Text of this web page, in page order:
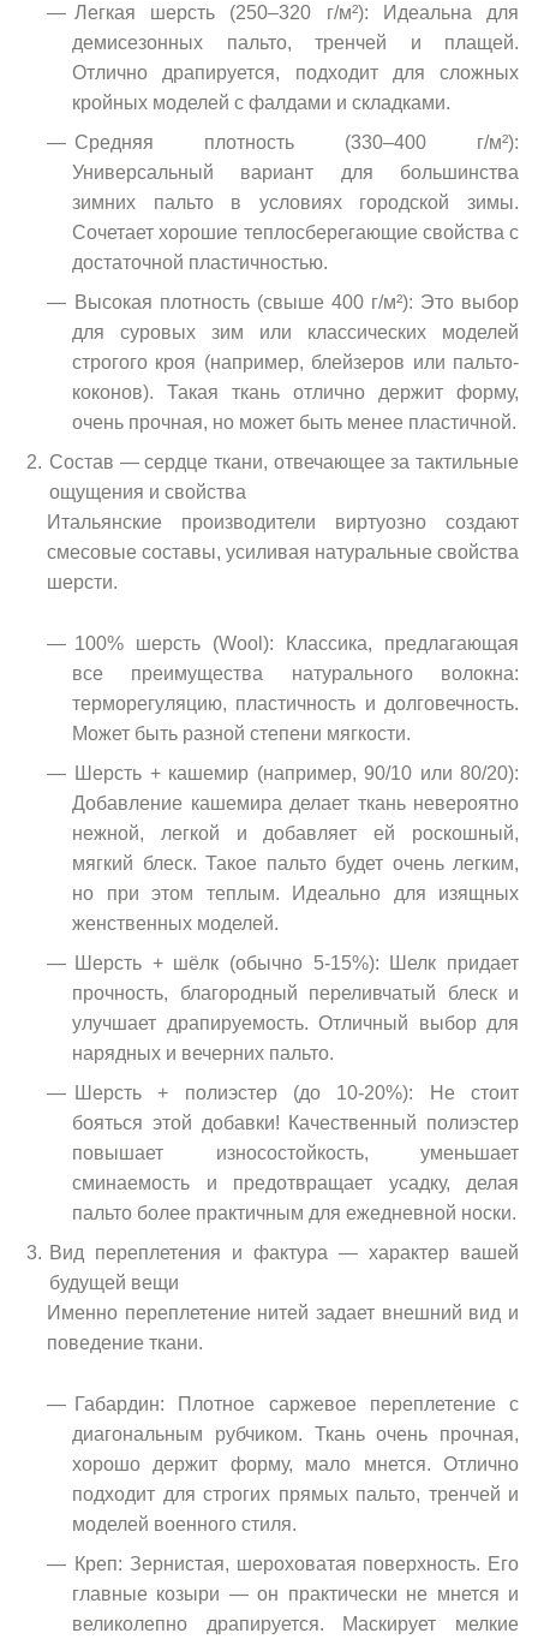
Легкая шерсть (250–320 г/м²): Идеальна для
демисезонных пальто, тренчей и плащей.
Отлично драпируется, подходит для сложных
кройных моделей с фалдами и складками.
Средняя плотность (330–400 г/м²):
Универсальный вариант для большинства
зимних пальто в условиях городской зимы.
Сочетает хорошие теплосберегающие свойства с
достаточной пластичностью.
Высокая плотность (свыше 400 г/м²): Это выбор
для суровых зим или классических моделей
строгого кроя (например, блейзеров или пальто-
коконов). Такая ткань отлично держит форму,
очень прочная, но может быть менее пластичной.
Состав — сердце ткани, отвечающее за тактильные
ощущения и свойства
Итальянские производители виртуозно создают
смесовые составы, усиливая натуральные свойства
шерсти.
100% шерсть (Wool): Классика, предлагающая
все преимущества натурального волокна:
терморегуляцию, пластичность и долговечность.
Может быть разной степени мягкости.
Шерсть + кашемир (например, 90/10 или 80/20):
Добавление кашемира делает ткань невероятно
нежной, легкой и добавляет ей роскошный,
мягкий блеск. Такое пальто будет очень легким,
но при этом теплым. Идеально для изящных
женственных моделей.
Шерсть + шёлк (обычно 5-15%): Шелк придает
прочность, благородный переливчатый блеск и
улучшает драпируемость. Отличный выбор для
нарядных и вечерних пальто.
Шерсть + полиэстер (до 10-20%): Не стоит
бояться этой добавки! Качественный полиэстер
повышает износостойкость, уменьшает
сминаемость и предотвращает усадку, делая
пальто более практичным для ежедневной носки.
Вид переплетения и фактура — характер вашей
будущей вещи
Именно переплетение нитей задает внешний вид и
поведение ткани.
Габардин: Плотное саржевое переплетение с
диагональным рубчиком. Ткань очень прочная,
хорошо держит форму, мало мнется. Отлично
подходит для строгих прямых пальто, тренчей и
моделей военного стиля.
Креп: Зернистая, шероховатая поверхность. Его
главные козыри — он практически не мнется и
великолепно драпируется. Маскирует мелкие